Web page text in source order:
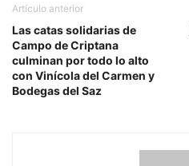
Artículo anterior
Las catas solidarias de
Campo de Criptana
culminan por todo lo alto
con Vinícola del Carmen y
Bodegas del Saz